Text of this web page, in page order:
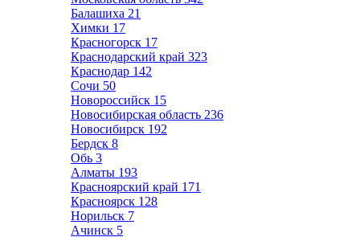
Балашиха 21
Химки 17
Красногорск 17
Краснодарский край 323
Краснодар 142
Сочи 50
Новороссийск 15
Новосибирская область 236
Новосибирск 192
Бердск 8
Обь 3
Алматы 193
Красноярский край 171
Красноярск 128
Норильск 7
Ачинск 5